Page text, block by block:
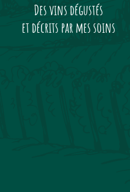
Des vins dégustés
et décrits par mes soins